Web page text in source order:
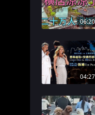
06:20
04:27